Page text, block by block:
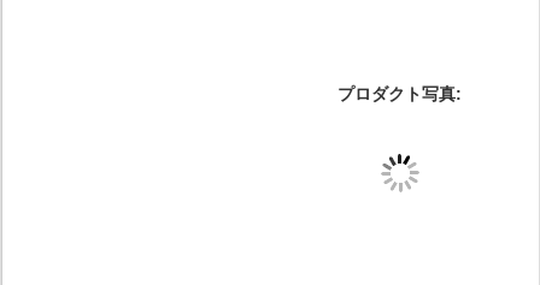
プロダクト写真: